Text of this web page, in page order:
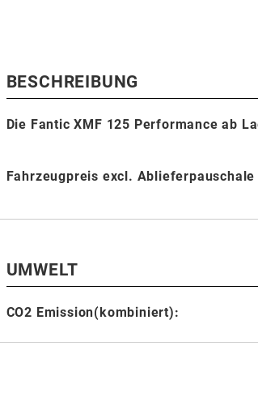
BESCHREIBUNG
Die Fantic XMF 125 Performance ab
Fahrzeugpreis excl. Ablieferpauschale
UMWELT
CO2 Emission(kombiniert):